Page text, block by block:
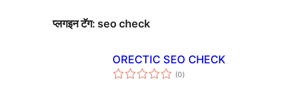
प्लगइन टॅग: seo check
ORECTIC SEO CHECK
(0एकूण
मूल्यांकन
)